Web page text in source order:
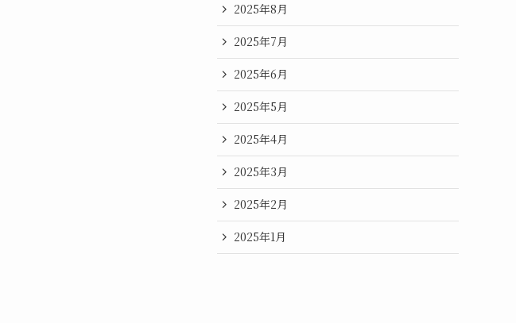
2025年8月
2025年7月
2025年6月
2025年5月
2025年4月
2025年3月
2025年2月
2025年1月